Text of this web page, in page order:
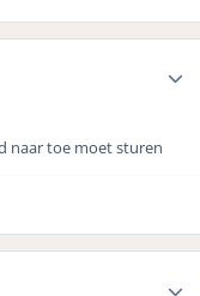
naar toe moet sturen